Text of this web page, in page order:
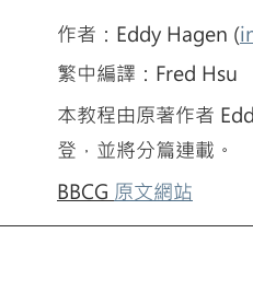
作者：Eddy Hagen (
繁中編譯：Fred Hsu
本教程由原著作者
登，並將分篇連載。
BBCG 原文網站